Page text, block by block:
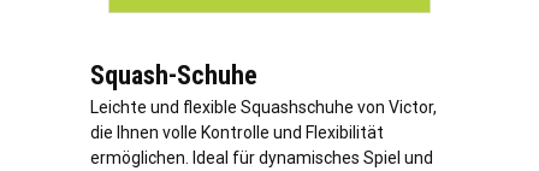
Squash-Schuhe
Leichte und flexible Squashschuhe von Victor,
die Ihnen volle Kontrolle und Flexibilität
ermöglichen. Ideal für dynamisches Spiel und